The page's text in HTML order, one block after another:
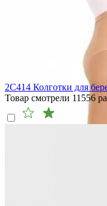
2C414 Колготки для
Товар смотрели 11556